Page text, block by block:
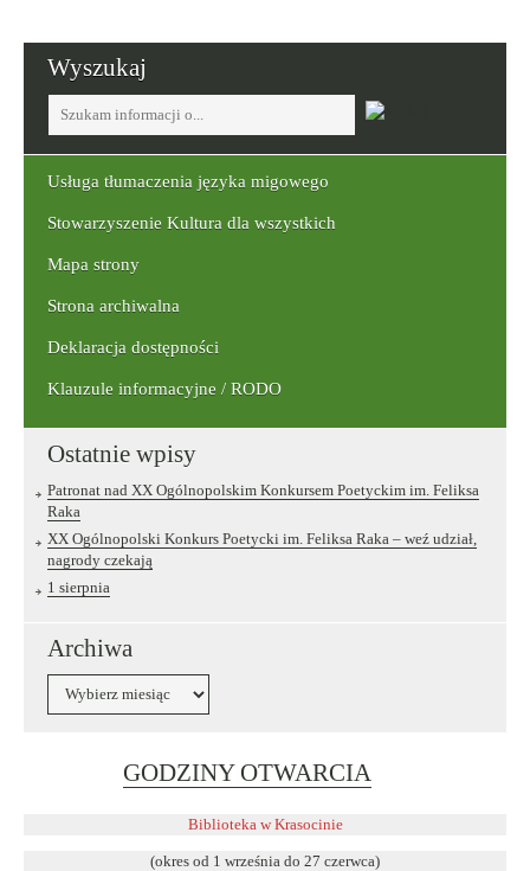
Wyszukaj
wpisz
Usługa tłumaczenia języka migowego
Stowarzyszenie Kultura dla wszystkich
Mapa strony
Strona archiwalna
Deklaracja dostępności
Klauzule informacyjne / RODO
Ostatnie wpisy
Patronat nad XX Ogólnopolskim Konkursem Poetyckim im. Feliksa
Raka
XX Ogólnopolski Konkurs Poetycki im. Feliksa Raka – weź udział,
nagrody czekają
1 sierpnia
Archiwa
GODZINY OTWARCIA
w
Biblioteka w Krasocinie
(okres od 1 września do 27 czerwca)